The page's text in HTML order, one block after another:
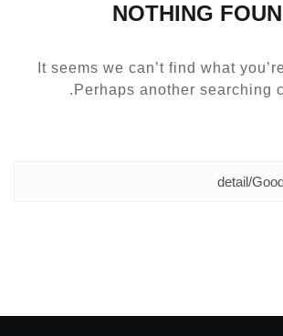
NOTHING
It seems we can’t find what
Perhaps another searching
البحث عن: